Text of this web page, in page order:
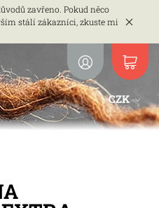
zavřeno. Pokud něco
stálí zákazníci, zkuste mi
CZK